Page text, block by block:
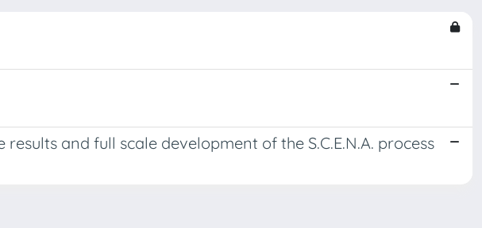
and full scale development of the S.C.E.N.A. process